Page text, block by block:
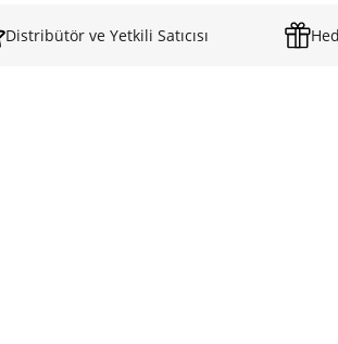
Distribütör ve Yetkili Satıcısı